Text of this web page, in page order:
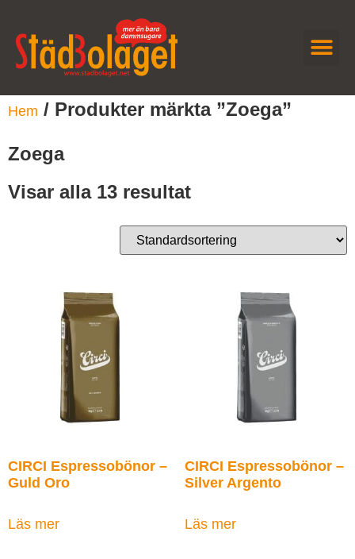
Hem / Produkter märkta ”Zoega”
Zoega
Visar alla 13 resultat
CIRCI Espressobönor –
Guld Oro
Läs mer
CIRCI Espressobönor –
Silver Argento
Läs mer